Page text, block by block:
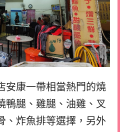
安康一帶相當熱門的燒
鴨腿、雞腿、油雞、叉
、炸魚排等選擇， 另外